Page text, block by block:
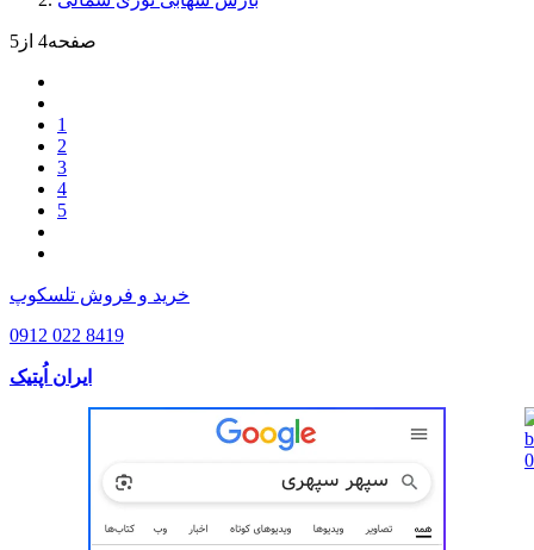
صفحه4 از5
1
2
3
4
5
خرید و فروش تلسکوپ
0912 022 8419
ایران اُپتیک